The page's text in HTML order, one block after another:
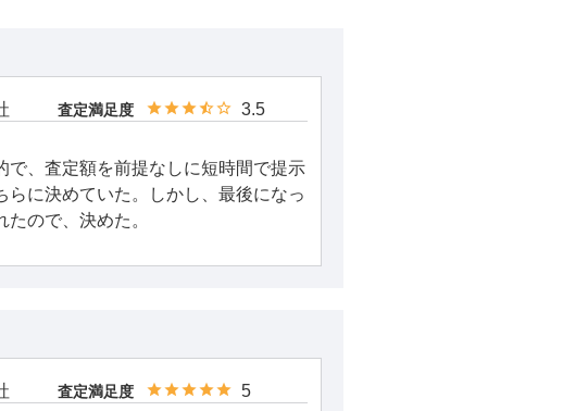
査定満足度 3.5
で、査定額を前提なしに短時間で提示
らに決めていた。しかし、最後になっ
ので、決めた。
査定満足度 5